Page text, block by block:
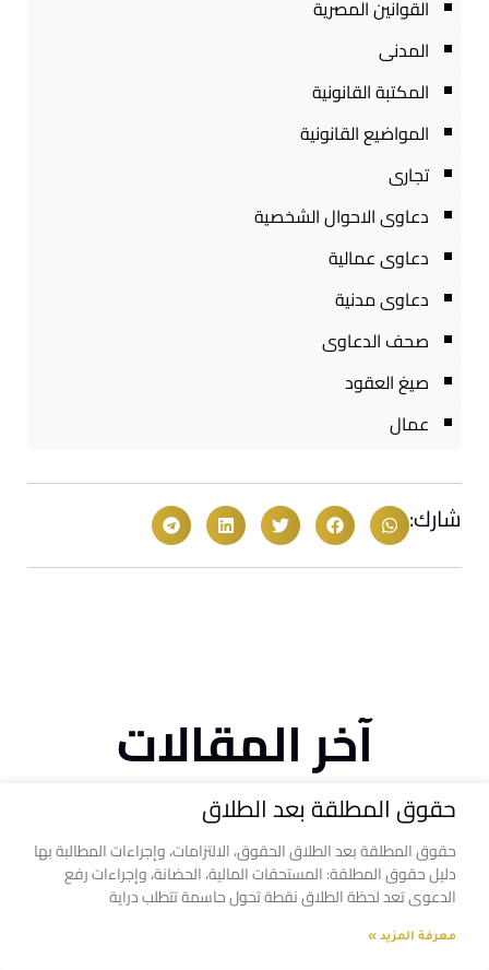
القوانين المصرية
المدنى
المكتبة القانونية
المواضيع القانونية
تجارى
دعاوى الاحوال الشخصية
دعاوى عمالية
دعاوى مدنية
صحف الدعاوى
صيغ العقود
عمال
شارك:
آخر المقالات
حقوق المطلقة بعد الطلاق
حقوق المطلقة بعد الطلاق الحقوق، الالتزامات، وإجراءات المطالبة بها
دليل حقوق المطلقة: المستحقات المالية، الحضانة، وإجراءات رفع
الدعوى تعد لحظة الطلاق نقطة تحول حاسمة تتطلب دراية
معرفة المزيد »